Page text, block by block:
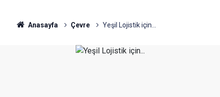
Anasayfa Çevre Yeşil Lojistik için...